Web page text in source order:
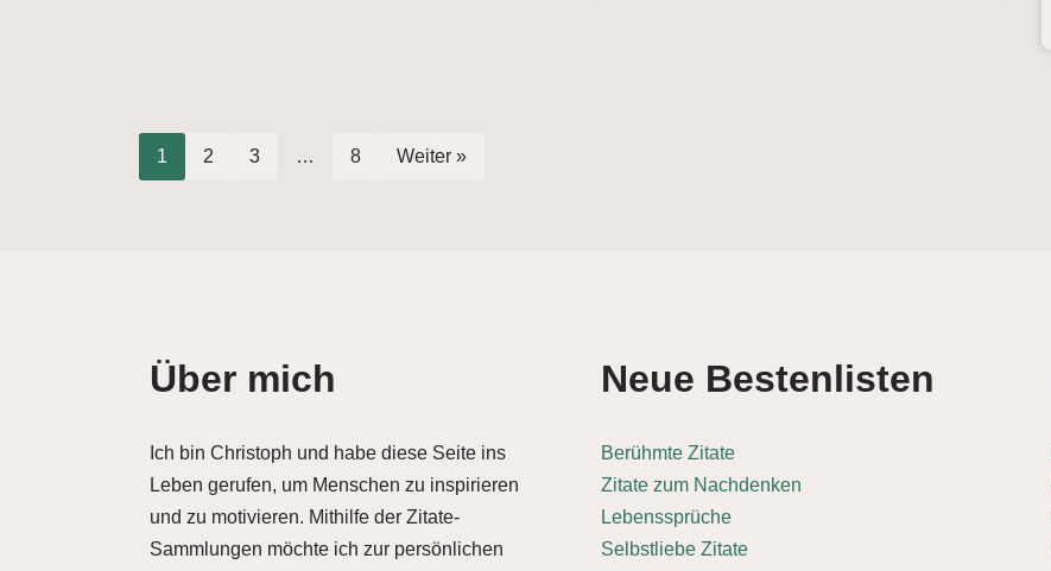
1 2 3 … 8 Weiter »
Über mich
Ich bin Christoph und habe diese Seite ins
Leben gerufen, um Menschen zu inspirieren
und zu motivieren. Mithilfe der Zitate-
Sammlungen möchte ich zur persönlichen
Neue Bestenlisten
Berühmte Zitate
Zitate zum Nachdenken
Lebenssprüche
Selbstliebe Zitate